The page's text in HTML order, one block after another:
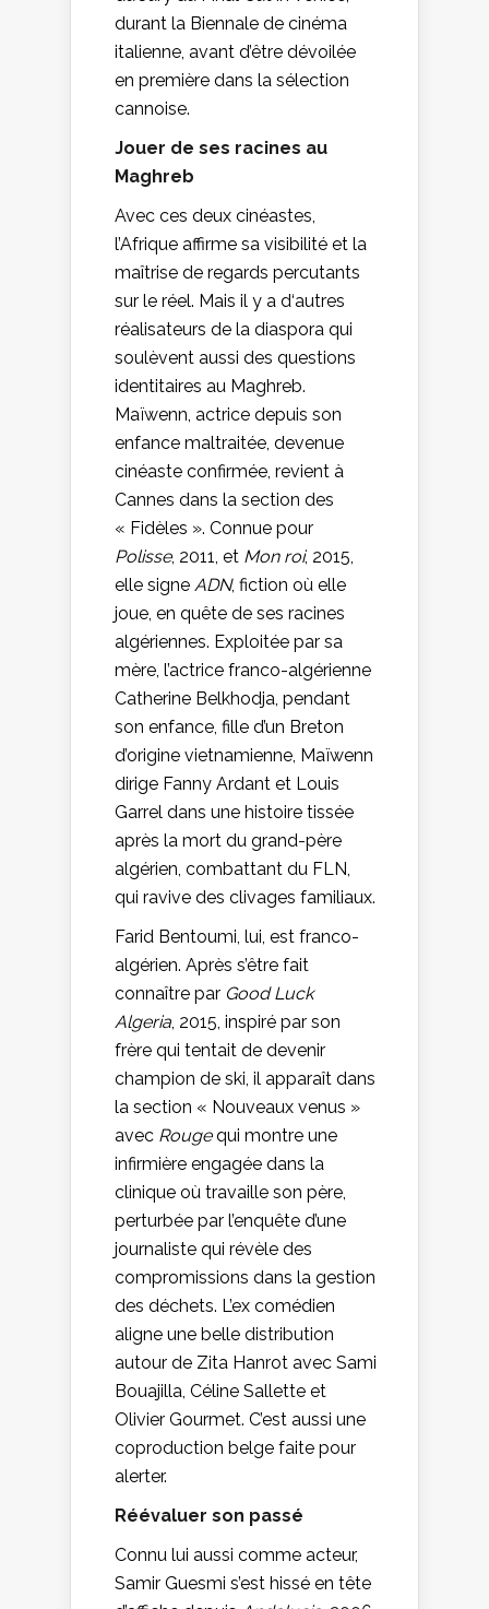
durant la Biennale de cinéma
italienne, avant d’être dévoilée
en première dans la sélection
cannoise.
Jouer de ses racines au
Maghreb
Avec ces deux cinéastes,
l’Afrique affirme sa visibilité et la
maîtrise de regards percutants
sur le réel. Mais il y a d‘autres
réalisateurs de la diaspora qui
soulèvent aussi des questions
identitaires au Maghreb.
Maïwenn, actrice depuis son
enfance maltraitée, devenue
cinéaste confirmée, revient à
Cannes dans la section des
« Fidèles ». Connue pour
Polisse, 2011, et Mon roi, 2015,
elle signe ADN, fiction où elle
joue, en quête de ses racines
algériennes. Exploitée par sa
mère, l’actrice franco-algérienne
Catherine Belkhodja, pendant
son enfance, fille d’un Breton
d’origine vietnamienne, Maïwenn
dirige Fanny Ardant et Louis
Garrel dans une histoire tissée
après la mort du grand-père
algérien, combattant du FLN,
qui ravive des clivages familiaux.
Farid Bentoumi, lui, est franco-
algérien. Après s’être fait
connaître par Good Luck
Algeria, 2015, inspiré par son
frère qui tentait de devenir
champion de ski, il apparaît dans
la section « Nouveaux venus »
avec Rougequi montre une
infirmière engagée dans la
clinique où travaille son père,
perturbée par l’enquête d’une
journaliste qui révèle des
compromissions dans la gestion
des déchets. L’ex comédien
aligne une belle distribution
autour de Zita Hanrot avec Sami
Bouajilla, Céline Sallette et
Olivier Gourmet. C’est aussi une
coproduction belge faite pour
alerter.
Réévaluer son passé
Connu lui aussi comme acteur,
Samir Guesmi s’est hissé en tête